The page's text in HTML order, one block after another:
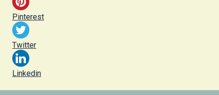
Pinterest
Twitter
Linkedin